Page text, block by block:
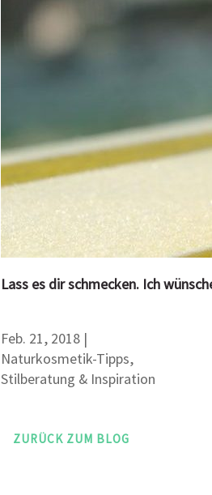
Lass es dir schmecken. Ich
Feb. 21, 2018
Naturkosmetik-Tipps,
Stilberatung & Inspiration
ZURÜCK ZUM BLOG